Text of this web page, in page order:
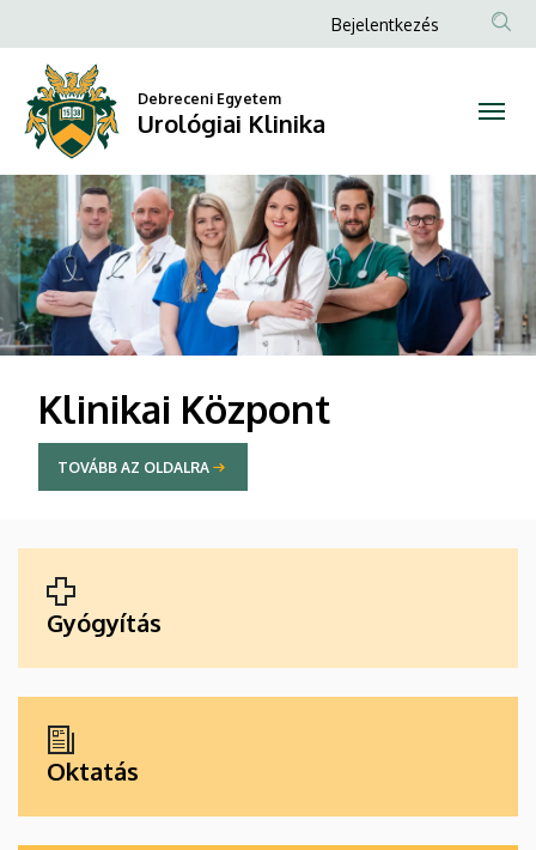
Klinika
Anonim
menüje
Bejelentkezés
Debreceni Egyetem
Urológiai Klinika
DIAVETÍTÉS
Klinikai Központ
TOVÁBB AZ OLDALRA
Gyógyítás
Oktatás